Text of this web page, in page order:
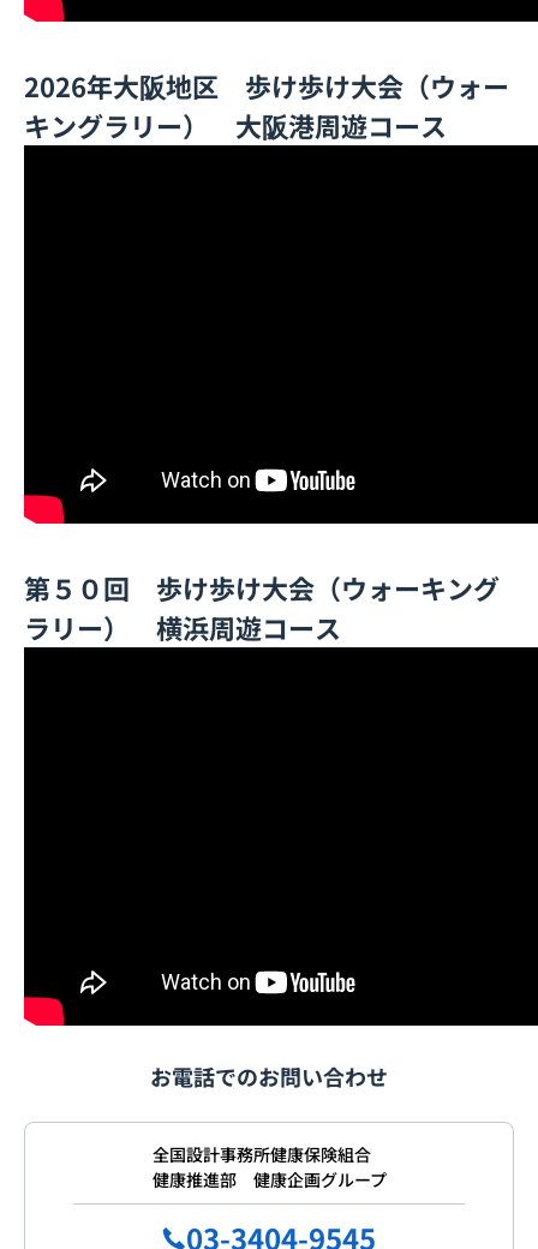
2026年大阪地区 歩け歩け大会（ウォー
キングラリー） 大阪港周遊コース
第５０回 歩け歩け大会（ウォーキング
ラリー） 横浜周遊コース
お電話でのお問い合わせ
全国設計事務所健康保険組合
健康推進部 健康企画グループ
03-3404-9545